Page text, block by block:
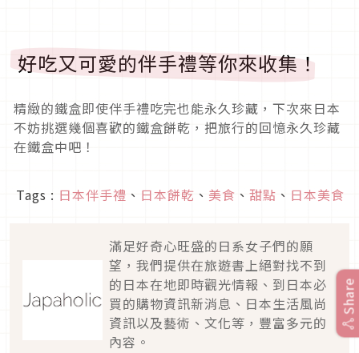
好吃又可愛的伴手禮等你來收集！
精緻的鐵盒即使伴手禮吃完也能永久珍藏，下次來日本
不妨挑選幾個喜歡的鐵盒餅乾，把旅行的回憶永久珍藏
在鐵盒中吧！
Tags : 日本伴手禮 、 日本餅乾 、 美食 、 甜點 、 日本美食
滿足好奇心旺盛的日系女子們的願
望，我們提供在旅遊書上絕對找不到
的日本在地即時觀光情報、到日本必
買的購物資訊新消息、日本生活風尚
資訊以及藝術、文化等，豐富多元的
內容。
Share